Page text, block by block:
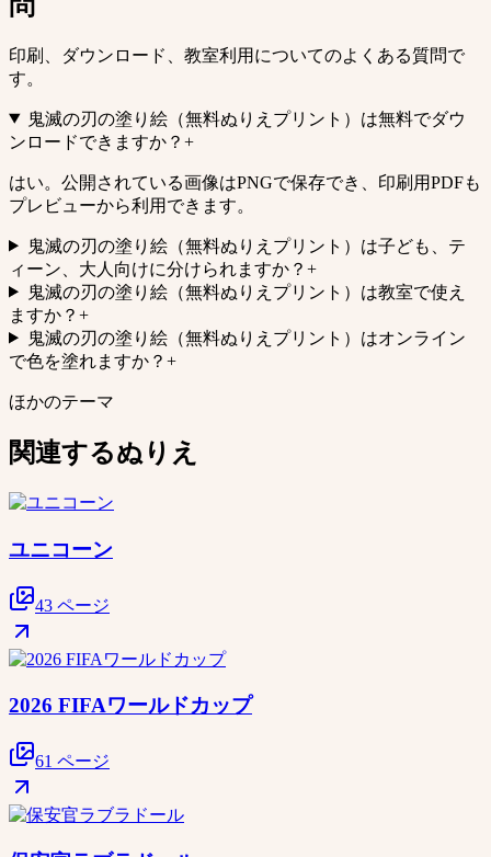
印刷、ダウンロード、教室利用についてのよくある質問で
す。
鬼滅の刃の塗り絵（無料ぬりえプリント）は無料でダウ
ンロードできますか？ +
はい。公開されている画像はPNGで保存でき、印刷用PDFも
プレビューから利用できます。
鬼滅の刃の塗り絵（無料ぬりえプリント）は子ども、テ
ィーン、大人向けに分けられますか？ +
鬼滅の刃の塗り絵（無料ぬりえプリント）は教室で使え
ますか？ +
鬼滅の刃の塗り絵（無料ぬりえプリント）はオンライン
で色を塗れますか？ +
ほかのテーマ
関連するぬりえ
ユニコーン
43 ページ
2026 FIFAワールドカップ
61 ページ